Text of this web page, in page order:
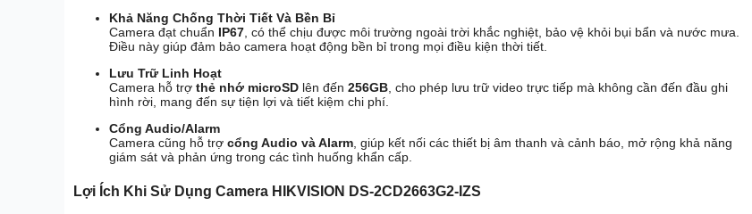
Khả Năng Chống Thời Tiết Và Bền Bỉ
Camera đạt chuẩn IP67, có thể chịu được môi trường ngoài trời khắc nghiệt, bảo vệ khỏi bụi bẩn và nước mưa.
Điều này giúp đảm bảo camera hoạt động bền bỉ trong mọi điều kiện thời tiết.
Lưu Trữ Linh Hoạt
Camera hỗ trợ thẻ nhớ microSD lên đến 256GB, cho phép lưu trữ video trực tiếp mà không cần đến đầu ghi
hình rời, mang đến sự tiện lợi và tiết kiệm chi phí.
Cổng Audio/Alarm
Camera cũng hỗ trợ cổng Audio và Alarm, giúp kết nối các thiết bị âm thanh và cảnh báo, mở rộng khả năng
giám sát và phản ứng trong các tình huống khẩn cấp.
Lợi Ích Khi Sử Dụng Camera HIKVISION DS-2CD2663G2-IZS